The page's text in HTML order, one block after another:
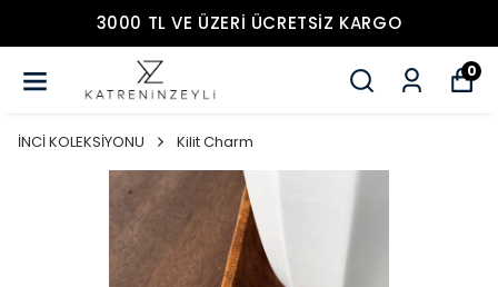
3000 TL VE ÜZERİ ÜCRETSİZ KARGO
0
İNCİ KOLEKSİYONU Kilit Charm